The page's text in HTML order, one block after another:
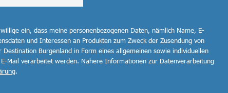
ein, dass meine personenbezogenen Daten, nämlich Name, E-
und Interessen an Produkten zum Zweck der Zusendung von
Destination Burgenland in Form eines allgemeinen sowie individuellen
Mail verarbeitet werden. Nähere Informationen zur Datenverarbeitung
.